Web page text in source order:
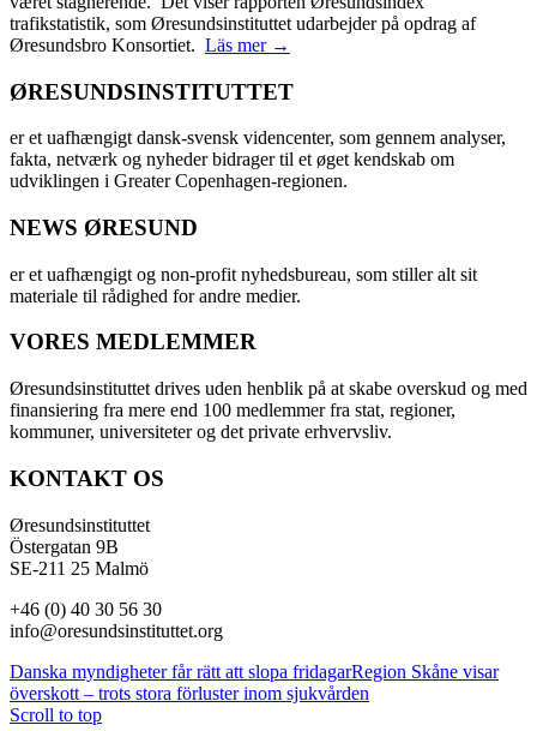
trafikstatistik, som Øresundsinstituttet udarbejder på opdrag af
Øresundsbro Konsortiet. Läs mer →
ØRESUNDSINSTITUTTET
er et uafhængigt dansk-svensk videncenter, som gennem analyser,
fakta, netværk og nyheder bidrager til et øget kendskab om
udviklingen i Greater Copenhagen-regionen.
NEWS ØRESUND
er et uafhængigt og non-profit nyhedsbureau, som stiller alt sit
materiale til rådighed for andre medier.
VORES MEDLEMMER
Øresundsinstituttet drives uden henblik på at skabe overskud og med
finansiering fra mere end 100 medlemmer fra stat, regioner,
kommuner, universiteter og det private erhvervsliv.
KONTAKT OS
Øresundsinstituttet
Östergatan 9B
SE-211 25 Malmö
+46 (0) 40 30 56 30
info@oresundsinstituttet.org
Danska myndigheter får rätt att slopa fridagarRegion Skåne visar
överskott – trots stora förluster inom sjukvården
Scroll to top